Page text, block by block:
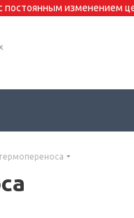
постоянным изменением